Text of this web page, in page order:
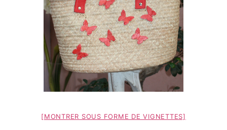
[MONTRER SOUS FORME DE VIGNETTES]